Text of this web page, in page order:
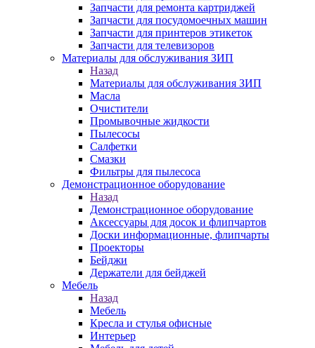
Запчасти для ремонта картриджей
Запчасти для посудомоечных машин
Запчасти для принтеров этикеток
Запчасти для телевизоров
Материалы для обслуживания ЗИП
Назад
Материалы для обслуживания ЗИП
Масла
Очистители
Промывочные жидкости
Пылесосы
Салфетки
Смазки
Фильтры для пылесоса
Демонстрационное оборудование
Назад
Демонстрационное оборудование
Аксессуары для досок и флипчартов
Доски информационные, флипчарты
Проекторы
Бейджи
Держатели для бейджей
Мебель
Назад
Мебель
Кресла и стулья офисные
Интерьер